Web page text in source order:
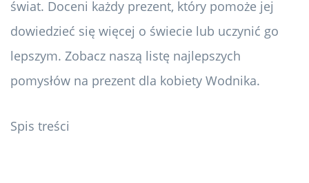
świat. Doceni każdy prezent, który pomoże jej
dowiedzieć się więcej o świecie lub uczynić go
lepszym. Zobacz naszą listę najlepszych
pomysłów na prezent dla kobiety Wodnika.
Spis treści